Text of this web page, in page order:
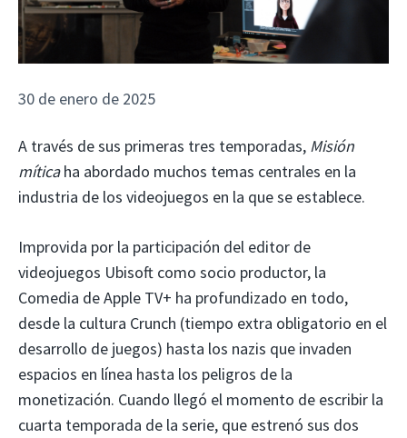
30 de enero de 2025
A través de sus primeras tres temporadas, Misión
míticaha abordado muchos temas centrales en la
industria de los videojuegos en la que se establece.
Improvida por la participación del editor de
videojuegos Ubisoft como socio productor, la
Comedia de Apple TV+ ha profundizado en todo,
desde la cultura Crunch (tiempo extra obligatorio en el
desarrollo de juegos) hasta los nazis que invaden
espacios en línea hasta los peligros de la
monetización. Cuando llegó el momento de escribir la
cuarta temporada de la serie, que estrenó sus dos